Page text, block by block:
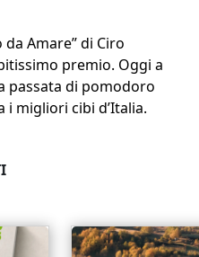
da Amare” di Ciro
premio. Oggi a
passata di pomodoro
migliori cibi d’Italia.